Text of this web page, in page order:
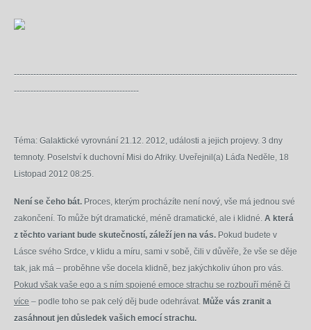
------------------------------------------------------------------------------------------------------
---------------------------------------------
Téma: Galaktické vyrovnání 21.12. 2012, události a jejich projevy. 3 dny
temnoty. Poselství k duchovní Misi do Afriky. Uveřejnil(a) Láďa Neděle, 18
Listopad 2012 08:25.
Není se čeho bát. Proces, kterým procházíte není nový, vše má jednou své
zakončení. To může být dramatické, méně dramatické, ale i klidné. A která
z těchto variant bude skutečností, záleží jen na vás. Pokud budete v
Lásce svého Srdce, v klidu a míru, sami v sobě, čili v důvěře, že vše se děje
tak, jak má – proběhne vše docela klidně, bez jakýchkoliv úhon pro vás.
Pokud však vaše ego a s ním spojené emoce strachu se rozbouří méně či
více – podle toho se pak celý děj bude odehrávat. Může vás zranit a
zasáhnout jen důsledek vašich emocí strachu.